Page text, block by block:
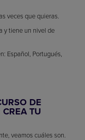
veces que quieras.
y tiene un nivel de
Español, Portugués,
DE
TU
veamos cuáles son.